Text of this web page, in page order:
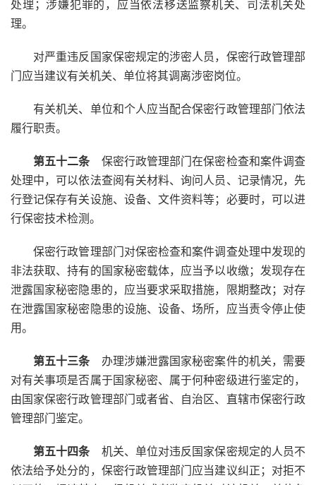
处理；涉嫌犯罪的，应当依法移送监察机关、司法机关处
理。
对严重违反国家保密规定的涉密人员，保密行政管理部
门应当建议有关机关、单位将其调离涉密岗位。
有关机关、单位和个人应当配合保密行政管理部门依法
履行职责。
第五十二条保密行政管理部门在保密检查和案件调查
处理中，可以依法查阅有关材料、询问人员、记录情况，先
行登记保存有关设施、设备、文件资料等；必要时，可以进
行保密技术检测。
保密行政管理部门对保密检查和案件调查处理中发现的
非法获取、持有的国家秘密载体，应当予以收缴；发现存在
泄露国家秘密隐患的，应当要求采取措施，限期整改；对存
在泄露国家秘密隐患的设施、设备、场所，应当责令停止使
用。
第五十三条办理涉嫌泄露国家秘密案件的机关，需要
对有关事项是否属于国家秘密、属于何种密级进行鉴定的，
由国家保密行政管理部门或者省、自治区、直辖市保密行政
管理部门鉴定。
第五十四条机关、单位对违反国家保密规定的人员不
依法给予处分的，保密行政管理部门应当建议纠正；对拒不